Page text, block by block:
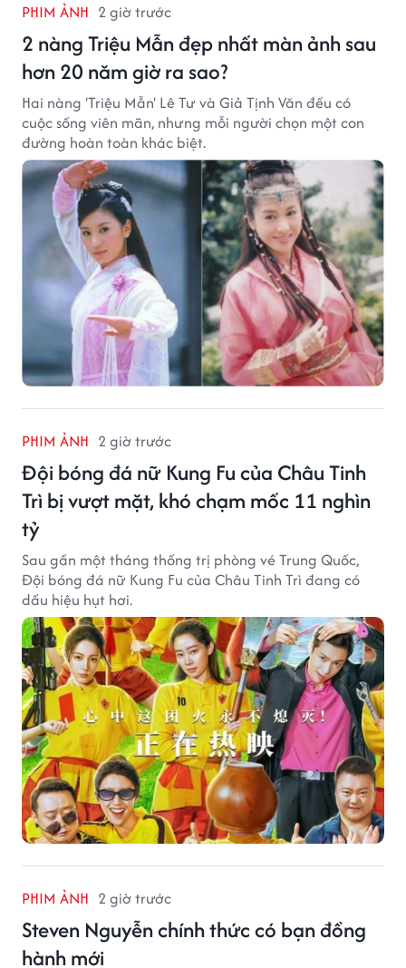
PHIM ẢNH 2 giờ trước
2 nàng Triệu Mẫn đẹp nhất màn ảnh sau
hơn 20 năm giờ ra sao?
Hai nàng 'Triệu Mẫn' Lê Tư và Giả Tịnh Văn đều có
cuộc sống viên mãn, nhưng mỗi người chọn một con
đường hoàn toàn khác biệt.
PHIM ẢNH 2 giờ trước
Đội bóng đá nữ Kung Fu của Châu Tinh
Trì bị vượt mặt, khó chạm mốc 11 nghìn
tỷ
Sau gần một tháng thống trị phòng vé Trung Quốc,
Đội bóng đá nữ Kung Fu của Châu Tinh Trì đang có
dấu hiệu hụt hơi.
PHIM ẢNH 2 giờ trước
Steven Nguyễn chính thức có bạn đồng
hành mới